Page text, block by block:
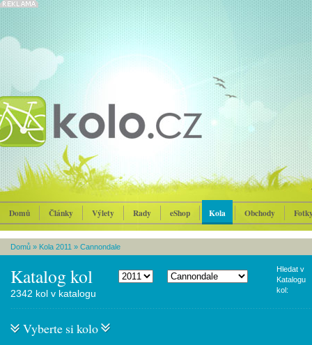
Domů Články Výlety Rady eShop Kola Obchody
Domů » Kola 2011 » Cannondale
Katalog kol
Hledat v
Katalogu
kol:
2342 kol v katalogu
Vyberte si kolo